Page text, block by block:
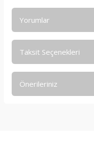
Yorumlar
Taksit Seçenekleri
Önerileriniz